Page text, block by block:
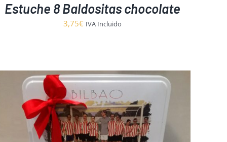
Estuche 8 Baldositas chocolate
3,75€ IVA Incluido